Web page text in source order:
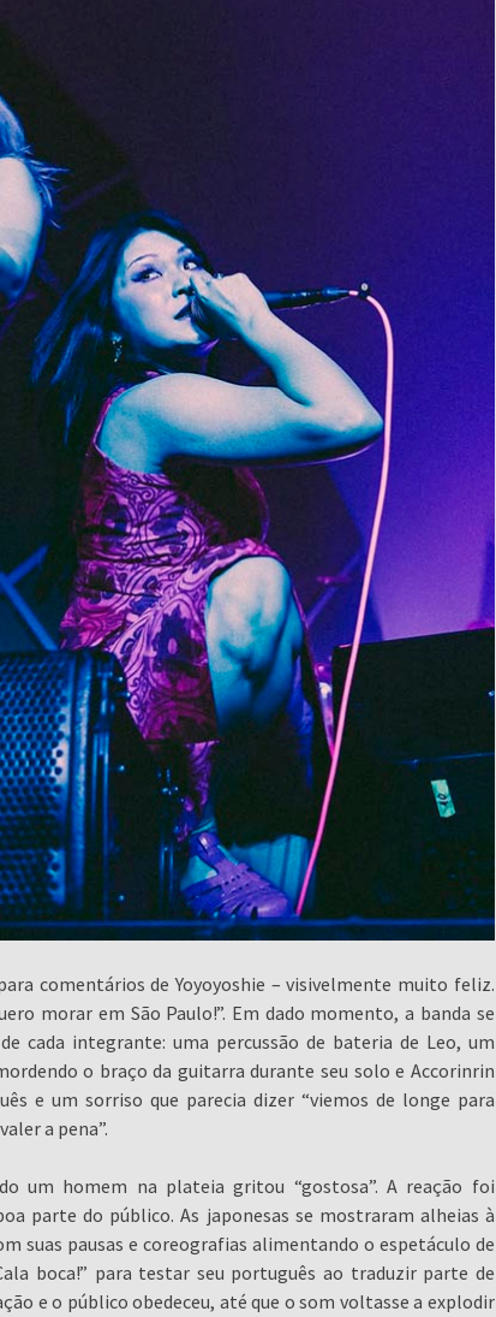
comentários de Yoyoyoshie – visivelmente muito feliz.
morar em São Paulo!”. Em dado momento, a banda se
cada integrante: uma percussão de bateria de Leo, um
o braço da guitarra durante seu solo e Accorinrin
e um sorriso que parecia dizer “viemos de longe para
a pena”.
um homem na plateia gritou “gostosa”. A reação foi
parte do público. As japonesas se mostraram alheias à
suas pausas e coreografias alimentando o espetáculo de
boca!” para testar seu português ao traduzir parte de
e o público obedeceu, até que o som voltasse a explodir